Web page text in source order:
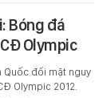
Bóng đá
Olympic
Quốc đối mặt nguy
Olympic 2012.